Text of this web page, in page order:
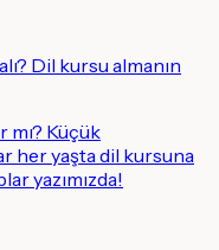
Dil kursu almanın
mı? Küçük
her yaşta dil kursuna
yazımızda!